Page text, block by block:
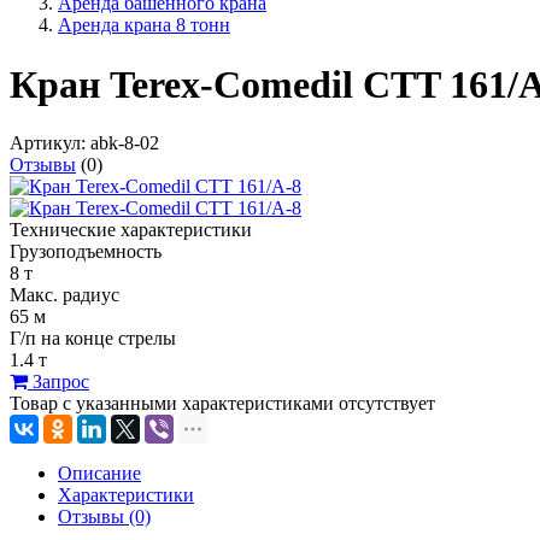
Аренда крана 8 тонн
Кран Terex-Comedil CTT 161/
Артикул: abk-8-02
Отзывы (0)
Технические характеристики
Грузоподъемность
8 т
Макс. радиус
65 м
Г/п на конце стрелы
1.4 т
Запрос
Товар с указанными характеристиками отсутствует
Описание
Характеристики
Отзывы (0)